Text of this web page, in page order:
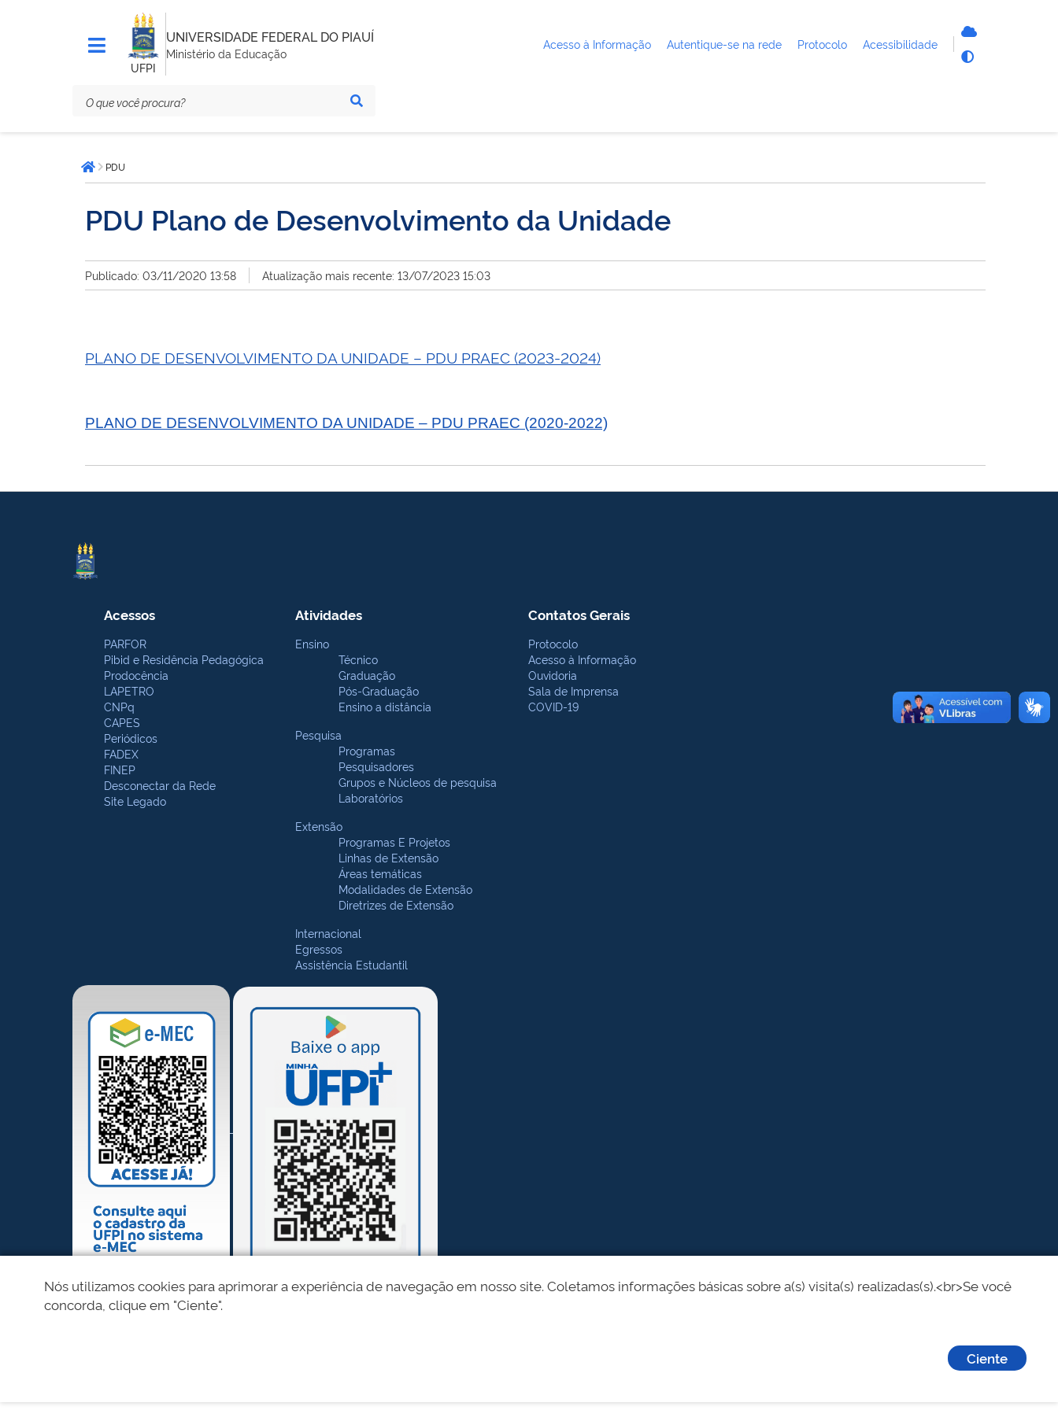
UFPI
UNIVERSIDADE FEDERAL DO PIAUÍ
Ministério da Educação
Acesso à Informação Autentique-se na rede Protocolo Acessibilidade
está
aqui:Página inicial
PDU
PDU Plano de Desenvolvimento da Unidade
Publicado: 03/11/2020 13:58 Atualização mais recente: 13/07/2023 15:03
PLANO DE DESENVOLVIMENTO DA UNIDADE – PDU PRAEC (2023-2024)
PLANO DE DESENVOLVIMENTO DA UNIDADE – PDU PRAEC (2020-2022)
Acessos
PARFOR
Pibid e Residência Pedagógica
Prodocência
LAPETRO
CNPq
CAPES
Periódicos
FADEX
FINEP
Desconectar da Rede
Site Legado
Atividades
Ensino
Técnico
Graduação
Pós-Graduação
Ensino a distância
Pesquisa
Programas
Pesquisadores
Grupos e Núcleos de pesquisa
Laboratórios
Extensão
Programas E Projetos
Linhas de Extensão
Áreas temáticas
Modalidades de Extensão
Diretrizes de Extensão
Internacional
Egressos
Assistência Estudantil
Contatos Gerais
Protocolo
Acesso à Informação
Ouvidoria
Sala de Imprensa
COVID-19
Nós utilizamos cookies para aprimorar a experiência de navegação em nosso site. Coletamos informações básicas sobre a(s) visita(s) realizadas(s).<br>Se você
concorda, clique em "Ciente".
Ciente